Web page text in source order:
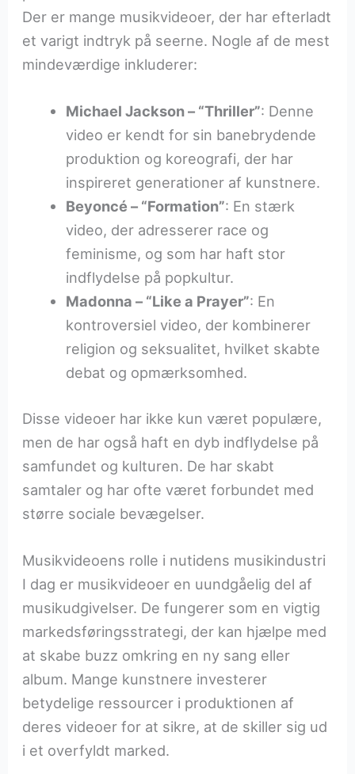
Der er mange musikvideoer, der har efterladt
et varigt indtryk på seerne. Nogle af de mest
mindeværdige inkluderer:
Michael Jackson – “Thriller”: Denne
video er kendt for sin banebrydende
produktion og koreografi, der har
inspireret generationer af kunstnere.
Beyoncé – “Formation”: En stærk
video, der adresserer race og
feminisme, og som har haft stor
indflydelse på popkultur.
Madonna – “Like a Prayer”: En
kontroversiel video, der kombinerer
religion og seksualitet, hvilket skabte
debat og opmærksomhed.
Disse videoer har ikke kun været populære,
men de har også haft en dyb indflydelse på
samfundet og kulturen. De har skabt
samtaler og har ofte været forbundet med
større sociale bevægelser.
Musikvideoens rolle i nutidens musikindustri
I dag er musikvideoer en uundgåelig del af
musikudgivelser. De fungerer som en vigtig
markedsføringsstrategi, der kan hjælpe med
at skabe buzz omkring en ny sang eller
album. Mange kunstnere investerer
betydelige ressourcer i produktionen af
deres videoer for at sikre, at de skiller sig ud
i et overfyldt marked.